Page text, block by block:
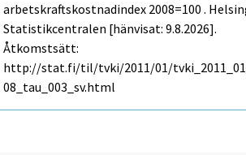
arbetskraftskostnadindex 2008=100 .
Statistikcentralen [hänvisat: 9.8.2026].
Åtkomstsätt:
http://stat.fi/til/tvki/2011/01/
08_tau_003_sv.html